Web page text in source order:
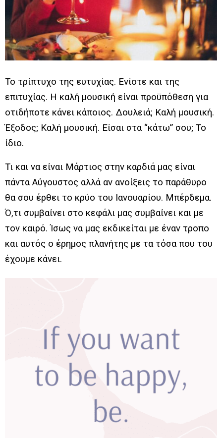
Το τρίπτυχο της ευτυχίας. Ενίοτε και της
επιτυχίας. Η καλή μουσική είναι προϋπόθεση για
οτιδήποτε κάνει κάποιος. Δουλειά; Καλή μουσική.
Έξοδος; Καλή μουσική. Είσαι στα “κάτω” σου; Το
ίδιο.
Τι και να είναι Μάρτιος στην καρδιά μας είναι
πάντα Αύγουστος αλλά αν ανοίξεις το παράθυρο
θα σου έρθει το κρύο του Ιανουαρίου. Μπέρδεμα.
Ό,τι συμβαίνει στο κεφάλι μας συμβαίνει και με
τον καιρό. Ίσως να μας εκδικείται με έναν τροπο
και αυτός ο έρημος πλανήτης με τα τόσα που του
έχουμε κάνει.